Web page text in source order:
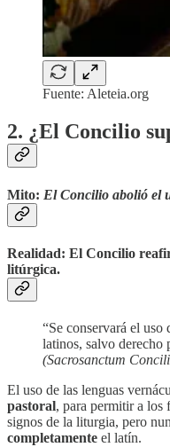
Fuente: Aleteia.org
2. ¿El Concilio
Mito: El Concilio abolió el
Realidad: El Concilio
litúrgica.
“Se conservará el
latinos, salvo derecho
(Sacrosanctum
El uso de las lenguas
pastoral, para permitir a los
signos de la liturgia, pero
completamente el latín.